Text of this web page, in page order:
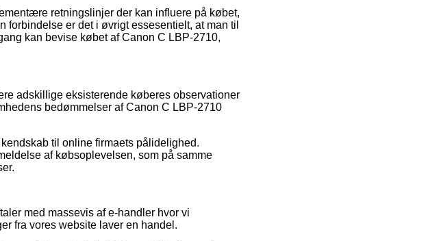
retningslinjer der kan influere på købet,
forbindelse er det i øvrigt essesentielt, at man til
kan bevise købet af Canon C LBP-2710,
adskillige eksisterende køberes observationer
bedømmelser af Canon C LBP-2710
til online firmaets pålidelighed.
af købsoplevelsen, som på samme
med massevis af e-handler hvor vi
fra vores website laver en handel.